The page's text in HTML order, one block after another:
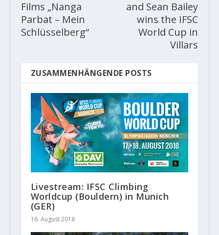
Films „Nanga
Parbat – Mein
Schlüsselberg“
and Sean Bailey
wins the IFSC
World Cup in
Villars
ZUSAMMENHÄNGENDE POSTS
Livestream: IFSC Climbing
Worldcup (Bouldern) in Munich
(GER)
16. August 2018